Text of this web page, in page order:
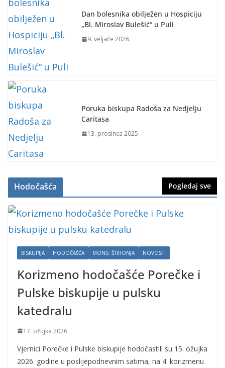
Dan bolesnika obilježen u Hospiciju
„Bl. Miroslav Bulešić“ u Puli
9. veljače 2026.
Poruka biskupa Radoša za Nedjelju
Caritasa
13. prosinca 2025.
Hodočašća Pogledaj sve
BISKUPIJA HODOČAŠĆA MONS. ŠTIRONJA NOVOSTI
Korizmeno hodočašće Porečke i
Pulske biskupije u pulsku
katedralu
17. ožujka 2026.
Vjernici Porečke i Pulske biskupije hodočastili su 15. ožujka
2026. godine u poslijepodnevnim satima, na 4. korizmenu